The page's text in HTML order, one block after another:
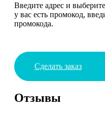
Введите адрес и
у вас есть промокод,
промокода.
Сделать заказ
Отзывы